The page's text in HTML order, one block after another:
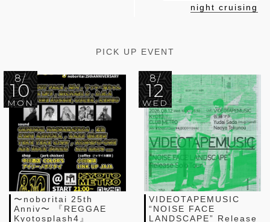
night cruising
PICK UP EVENT
8/
10
MON
〜noboritai 25th
Anniv〜 『REGGAE
Kyotosplash4』
8/
12
WED
VIDEOTAPEMUSIC
“NOISE FACE
LANDSCAPE” Release